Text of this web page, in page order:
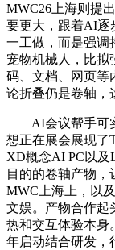
MWC26上海则提
要更大，跟着AI逐
一工做，而是强调
宠物机械人，比拟
码、文档、网页等
论折叠仍是卷轴，
AI会议帮手可实
想正在展会展现了
XD概念AI PC以及
目的的卷轴产物
MWC上海上，以
文娱。产物合作起
热和交互体验本身
年启动结合研发，